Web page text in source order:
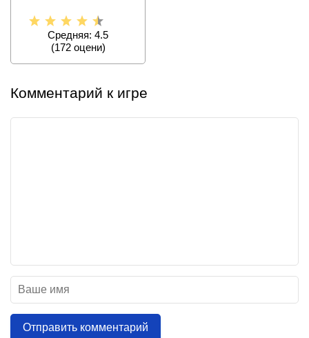
Средняя: 4.5
(172оцени)
Комментарий к игре
Отправить комментарий